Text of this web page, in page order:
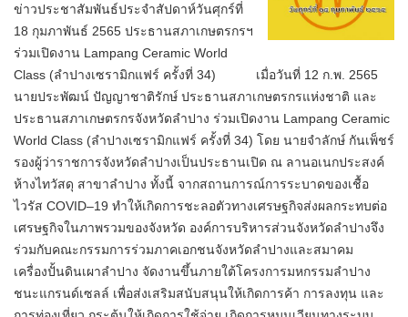
ข่าวประชาสัมพันธ์ประจำสัปดาห์วันศุกร์ที่
18 กุมภาพันธ์ 2565 ประธานสภาเกษตรกรฯ
ร่วมเปิดงาน Lampang Ceramic World
Class (ลำปางเซรามิกแฟร์ ครั้งที่ 34) เมื่อวันที่ 12 ก.พ. 2565
นายประพัฒน์ ปัญญาชาติรักษ์ ประธานสภาเกษตรกรแห่งชาติ และ
ประธานสภาเกษตรกรจังหวัดลำปาง ร่วมเปิดงาน Lampang Ceramic
World Class (ลำปางเซรามิกแฟร์ ครั้งที่ 34) โดย นายจำลักษ์ กันเพ็ชร์
รองผู้ว่าราชการจังหวัดลำปางเป็นประธานเปิด ณ ลานอเนกประสงค์
ห้างไทวัสดุ สาขาลำปาง ทั้งนี้ จากสถานการณ์การระบาดของเชื้อ
ไวรัส COVID–19 ทำให้เกิดการชะลอตัวทางเศรษฐกิจส่งผลกระทบต่อ
เศรษฐกิจในภาพรวมของจังหวัด องค์การบริหารส่วนจังหวัดลำปางจึง
ร่วมกับคณะกรรมการร่วมภาคเอกชนจังหวัดลำปางและสมาคม
เครื่องปั้นดินเผาลำปาง จัดงานขึ้นภายใต้โครงการมหกรรมลำปาง
ชนะแกรนด์เซลล์ เพื่อส่งเสริมสนับสนุนให้เกิดการค้า การลงทุน และ